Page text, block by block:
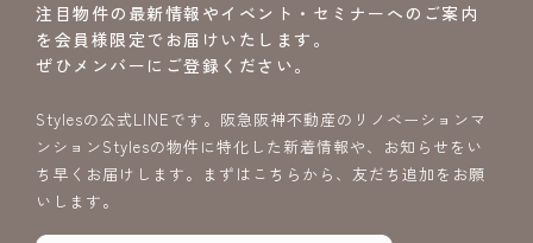
注目物件の最新情報やイベント・セミナーへのご案内
を会員様限定でお届けいたします。
ぜひメンバーにご登録ください。
Stylesの公式LINEです。阪急阪神不動産のリノベーションマ
ンションStylesの物件に特化した新着情報や、お知らせをい
ち早くお届けします。まずはこちらから、友だち追加をお願
いします。